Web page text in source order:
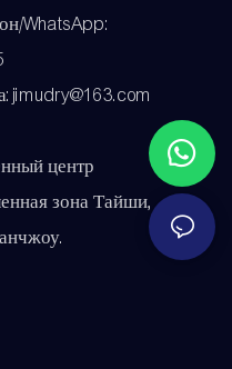
WhatsApp:
центр
зона Тайши,